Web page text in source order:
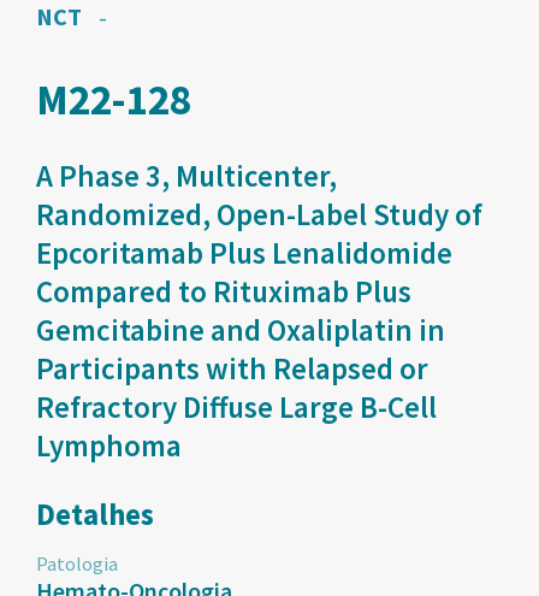
NCT
-
M22-128
A Phase 3, Multicenter,
Randomized, Open-Label Study of
Epcoritamab Plus Lenalidomide
Compared to Rituximab Plus
Gemcitabine and Oxaliplatin in
Participants with Relapsed or
Refractory Diffuse Large B-Cell
Lymphoma
Detalhes
Patologia